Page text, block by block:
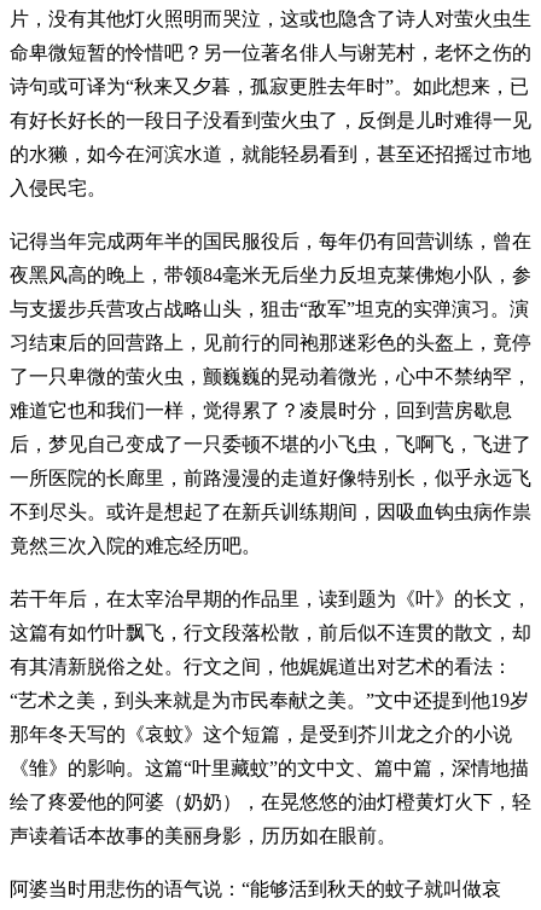
片，没有其他灯火照明而哭泣，这或也隐含了诗人对萤火虫生
命卑微短暂的怜惜吧？另一位著名俳人与谢芜村，老怀之伤的
诗句或可译为“秋来又夕暮，孤寂更胜去年时”。如此想来，已
有好长好长的一段日子没看到萤火虫了，反倒是儿时难得一见
的水獭，如今在河滨水道，就能轻易看到，甚至还招摇过市地
入侵民宅。
记得当年完成两年半的国民服役后，每年仍有回营训练，曾在
夜黑风高的晚上，带领84毫米无后坐力反坦克莱佛炮小队，参
与支援步兵营攻占战略山头，狙击“敌军”坦克的实弹演习。演
习结束后的回营路上，见前行的同袍那迷彩色的头盔上，竟停
了一只卑微的萤火虫，颤巍巍的晃动着微光，心中不禁纳罕，
难道它也和我们一样，觉得累了？凌晨时分，回到营房歇息
后，梦见自己变成了一只委顿不堪的小飞虫，飞啊飞，飞进了
一所医院的长廊里，前路漫漫的走道好像特别长，似乎永远飞
不到尽头。或许是想起了在新兵训练期间，因吸血钩虫病作祟
竟然三次入院的难忘经历吧。
若干年后，在太宰治早期的作品里，读到题为《叶》的长文，
这篇有如竹叶飘飞，行文段落松散，前后似不连贯的散文，却
有其清新脱俗之处。行文之间，他娓娓道出对艺术的看法：
“艺术之美，到头来就是为市民奉献之美。”文中还提到他19岁
那年冬天写的《哀蚊》这个短篇，是受到芥川龙之介的小说
《雏》的影响。这篇“叶里藏蚊”的文中文、篇中篇，深情地描
绘了疼爱他的阿婆（奶奶），在晃悠悠的油灯橙黄灯火下，轻
声读着话本故事的美丽身影，历历如在眼前。
阿婆当时用悲伤的语气说：“能够活到秋天的蚊子就叫做哀